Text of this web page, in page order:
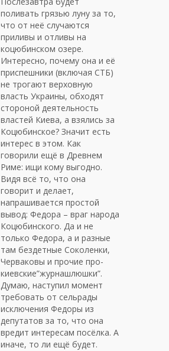
поливать грязью луну за то,
что от неё случаются
приливы и отливы на
коцюбинском озере.
Интересно, почему она и её
приспешники (включая СТБ)
не трогают верховную
власть Украины, обходят
стороной деятельность
властей Киева, а взялись за
Коцюбинское? Значит есть
интерес в этом. Как
говорили ещё в Древнем
Риме: ищи кому выгодно.
Видя всё то, что она
говорит и делает,
напрашивается простой
вывод: Федора – враг народа
Коцюбинского. Да и не
только Федора, а и разные
там бездетные Соколенки,
Черваковы и прочие про-
киевские”журнашлюшки”.
Думаю, наступил момент
требовать от сельрады
исключения Федоры из
депутатов за то, что она
вредит интересам посёлка. А
иначе, то ли ещё будет.